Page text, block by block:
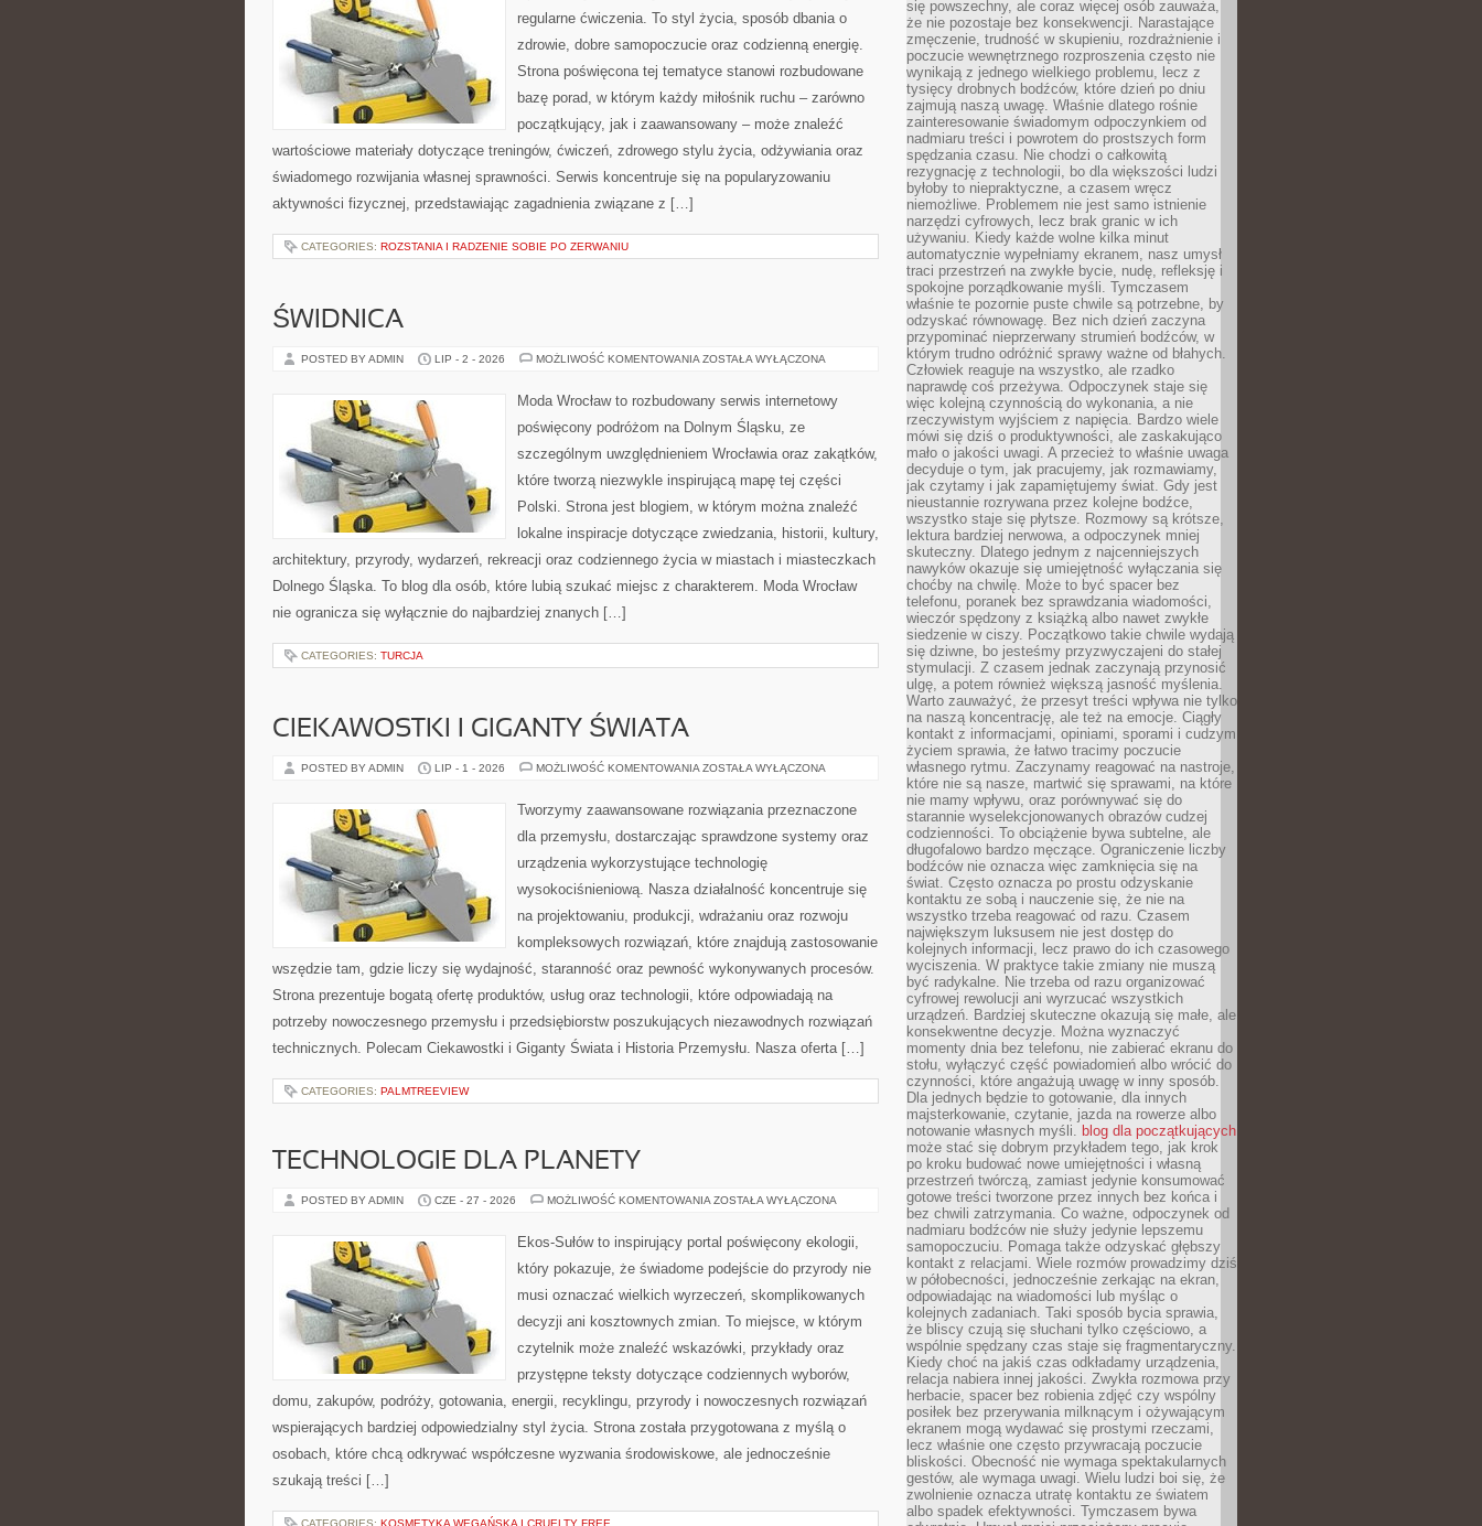
regularne ćwiczenia. To styl życia, sposób dbania o
zdrowie, dobre samopoczucie oraz codzienną energię.
Strona poświęcona tej tematyce stanowi rozbudowane
bazę porad, w którym każdy miłośnik ruchu – zarówno
początkujący, jak i zaawansowany – może znaleźć
wartościowe materiały dotyczące treningów, ćwiczeń, zdrowego stylu życia, odżywiania oraz
świadomego rozwijania własnej sprawności. Serwis koncentruje się na popularyzowaniu
aktywności fizycznej, przedstawiając zagadnienia związane z […]
CATEGORIES: ROZSTANIA I RADZENIE SOBIE PO ZERWANIU
ŚWIDNICA
POSTED BY ADMIN LIP - 2 - 2026 MOŻLIWOŚĆ KOMENTOWANIA ŚWIDNICA
ZOSTAŁA WYŁĄCZONA
Moda Wrocław to rozbudowany serwis internetowy
poświęcony podróżom na Dolnym Śląsku, ze
szczególnym uwzględnieniem Wrocławia oraz zakątków,
które tworzą niezwykle inspirującą mapę tej części
Polski. Strona jest blogiem, w którym można znaleźć
lokalne inspiracje dotyczące zwiedzania, historii, kultury,
architektury, przyrody, wydarzeń, rekreacji oraz codziennego życia w miastach i miasteczkach
Dolnego Śląska. To blog dla osób, które lubią szukać miejsc z charakterem. Moda Wrocław
nie ogranicza się wyłącznie do najbardziej znanych […]
CATEGORIES: TURCJA
CIEKAWOSTKI I GIGANTY ŚWIATA
POSTED BY ADMIN LIP - 1 - 2026 MOŻLIWOŚĆ KOMENTOWANIA CIEKAWOSTKI
ŚWIATA
ZOSTAŁA WYŁĄCZONA
Tworzymy zaawansowane rozwiązania przeznaczone
dla przemysłu, dostarczając sprawdzone systemy oraz
urządzenia wykorzystujące technologię
wysokociśnieniową. Nasza działalność koncentruje się
na projektowaniu, produkcji, wdrażaniu oraz rozwoju
kompleksowych rozwiązań, które znajdują zastosowanie
wszędzie tam, gdzie liczy się wydajność, staranność oraz pewność wykonywanych procesów.
Strona prezentuje bogatą ofertę produktów, usług oraz technologii, które odpowiadają na
potrzeby nowoczesnego przemysłu i przedsiębiorstw poszukujących niezawodnych rozwiązań
technicznych. Polecam Ciekawostki i Giganty Świata i Historia Przemysłu. Nasza oferta […]
CATEGORIES: PALMTREEVIEW
TECHNOLOGIE DLA PLANETY
POSTED BY ADMIN CZE - 27 - 2026 MOŻLIWOŚĆ KOMENTOWANIA TECHNOLOGIE
ZOSTAŁA WYŁĄCZONA
Ekos-Sułów to inspirujący portal poświęcony ekologii,
który pokazuje, że świadome podejście do przyrody nie
musi oznaczać wielkich wyrzeczeń, skomplikowanych
decyzji ani kosztownych zmian. To miejsce, w którym
czytelnik może znaleźć wskazówki, przykłady oraz
przystępne teksty dotyczące codziennych wyborów,
domu, zakupów, podróży, gotowania, energii, recyklingu, przyrody i nowoczesnych rozwiązań
wspierających bardziej odpowiedzialny styl życia. Strona została przygotowana z myślą o
osobach, które chcą odkrywać współczesne wyzwania środowiskowe, ale jednocześnie
szukają treści […]
CATEGORIES: KOSMETYKA WEGAŃSKA I CRUELTY FREE
się powszechny, ale coraz więcej osób zauważa,
że nie pozostaje bez konsekwencji. Narastające
zmęczenie, trudność w skupieniu, rozdrażnienie i
poczucie wewnętrznego rozproszenia często nie
wynikają z jednego wielkiego problemu, lecz z
tysięcy drobnych bodźców, które dzień po dniu
zajmują naszą uwagę. Właśnie dlatego rośnie
zainteresowanie świadomym odpoczynkiem od
nadmiaru treści i powrotem do prostszych form
spędzania czasu. Nie chodzi o całkowitą
rezygnację z technologii, bo dla większości ludzi
byłoby to niepraktyczne, a czasem wręcz
niemożliwe. Problemem nie jest samo istnienie
narzędzi cyfrowych, lecz brak granic w ich
używaniu. Kiedy każde wolne kilka minut
automatycznie wypełniamy ekranem, nasz umysł
traci przestrzeń na zwykłe bycie, nudę, refleksję i
spokojne porządkowanie myśli. Tymczasem
właśnie te pozornie puste chwile są potrzebne, by
odzyskać równowagę. Bez nich dzień zaczyna
przypominać nieprzerwany strumień bodźców, w
którym trudno odróżnić sprawy ważne od błahych.
Człowiek reaguje na wszystko, ale rzadko
naprawdę coś przeżywa. Odpoczynek staje się
więc kolejną czynnością do wykonania, a nie
rzeczywistym wyjściem z napięcia. Bardzo wiele
mówi się dziś o produktywności, ale zaskakująco
mało o jakości uwagi. A przecież to właśnie uwaga
decyduje o tym, jak pracujemy, jak rozmawiamy,
jak czytamy i jak zapamiętujemy świat. Gdy jest
nieustannie rozrywana przez kolejne bodźce,
wszystko staje się płytsze. Rozmowy są krótsze,
lektura bardziej nerwowa, a odpoczynek mniej
skuteczny. Dlatego jednym z najcenniejszych
nawyków okazuje się umiejętność wyłączania się
choćby na chwilę. Może to być spacer bez
telefonu, poranek bez sprawdzania wiadomości,
wieczór spędzony z książką albo nawet zwykłe
siedzenie w ciszy. Początkowo takie chwile wydają
się dziwne, bo jesteśmy przyzwyczajeni do stałej
stymulacji. Z czasem jednak zaczynają przynosić
ulgę, a potem również większą jasność myślenia.
Warto zauważyć, że przesyt treści wpływa nie tylko
na naszą koncentrację, ale też na emocje. Ciągły
kontakt z informacjami, opiniami, sporami i cudzym
życiem sprawia, że łatwo tracimy poczucie
własnego rytmu. Zaczynamy reagować na nastroje,
które nie są nasze, martwić się sprawami, na które
nie mamy wpływu, oraz porównywać się do
starannie wyselekcjonowanych obrazów cudzej
codzienności. To obciążenie bywa subtelne, ale
długofalowo bardzo męczące. Ograniczenie liczby
bodźców nie oznacza więc zamknięcia się na
świat. Często oznacza po prostu odzyskanie
kontaktu ze sobą i nauczenie się, że nie na
wszystko trzeba reagować od razu. Czasem
największym luksusem nie jest dostęp do
kolejnych informacji, lecz prawo do ich czasowego
wyciszenia. W praktyce takie zmiany nie muszą
być radykalne. Nie trzeba od razu organizować
cyfrowej rewolucji ani wyrzucać wszystkich
urządzeń. Bardziej skuteczne okazują się małe, ale
konsekwentne decyzje. Można wyznaczyć
momenty dnia bez telefonu, nie zabierać ekranu do
stołu, wyłączyć część powiadomień albo wrócić do
czynności, które angażują uwagę w inny sposób.
Dla jednych będzie to gotowanie, dla innych
majsterkowanie, czytanie, jazda na rowerze albo
notowanie własnych myśli. blog dla początkujących
może stać się dobrym przykładem tego, jak krok
po kroku budować nowe umiejętności i własną
przestrzeń twórczą, zamiast jedynie konsumować
gotowe treści tworzone przez innych bez końca i
bez chwili zatrzymania. Co ważne, odpoczynek od
nadmiaru bodźców nie służy jedynie lepszemu
samopoczuciu. Pomaga także odzyskać głębszy
kontakt z relacjami. Wiele rozmów prowadzimy dziś
w półobecności, jednocześnie zerkając na ekran,
odpowiadając na wiadomości lub myśląc o
kolejnych zadaniach. Taki sposób bycia sprawia,
że bliscy czują się słuchani tylko częściowo, a
wspólnie spędzany czas staje się fragmentaryczny.
Kiedy choć na jakiś czas odkładamy urządzenia,
relacja nabiera innej jakości. Zwykła rozmowa przy
herbacie, spacer bez robienia zdjęć czy wspólny
posiłek bez przerywania milknącym i ożywającym
ekranem mogą wydawać się prostymi rzeczami,
lecz właśnie one często przywracają poczucie
bliskości. Obecność nie wymaga spektakularnych
gestów, ale wymaga uwagi. Wielu ludzi boi się, że
zwolnienie oznacza utratę kontaktu ze światem
albo spadek efektywności. Tymczasem bywa